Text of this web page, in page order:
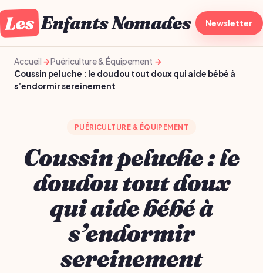
Les Enfants Nomades À la une
Newsletter
Accueil
Puériculture & Équipement
Coussin peluche : le doudou tout doux qui aide bébé à
s’endormir sereinement
PUÉRICULTURE & ÉQUIPEMENT
Coussin peluche : le
doudou tout doux
qui aide bébé à
s’endormir
sereinement